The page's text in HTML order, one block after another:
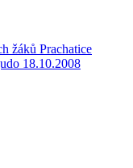
žáků Prachatice
18.10.2008